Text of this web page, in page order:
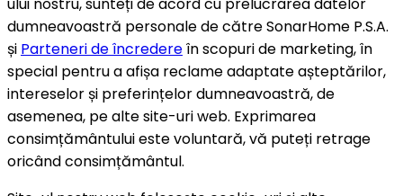
dumneavoastră personale de către SonarHome P.S.A.
și Parteneri de încredereîn scopuri de marketing, în
special pentru a afișa reclame adaptate așteptărilor,
intereselor și preferințelor dumneavoastră, de
asemenea, pe alte site-uri web. Exprimarea
consimțământului este voluntară, vă puteți retrage
oricând consimțământul.